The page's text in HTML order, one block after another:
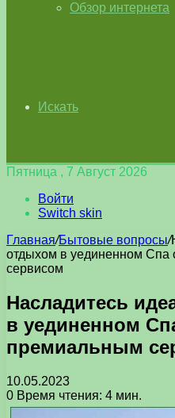
Обзор интернета
Искать
Пятница , 7 Август 2026
Войти
Switch skin
Главная/Бытовые вопросы/
отдыхом в уединенном Спа
сервисом
Насладитесь
в уединенном
премиальным
10.05.2023
0 Время чтения: 4 мин.